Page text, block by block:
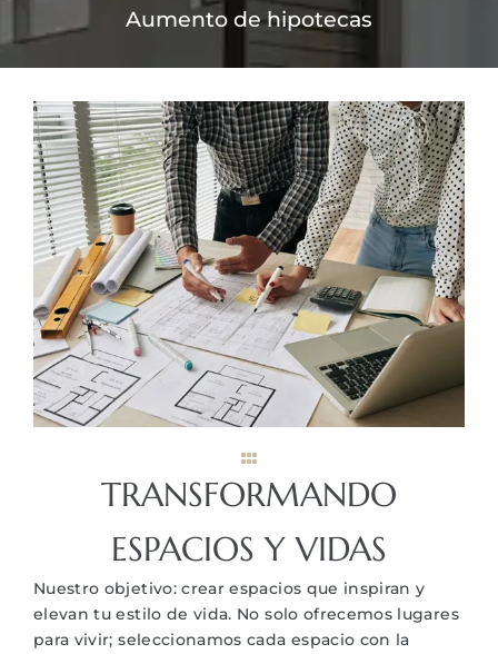
Aumento de hipotecas
TRANSFORMANDO
ESPACIOS Y VIDAS
Nuestro objetivo: crear espacios que inspiran y
elevan tu estilo de vida. No solo ofrecemos lugares
para vivir; seleccionamos cada espacio con la